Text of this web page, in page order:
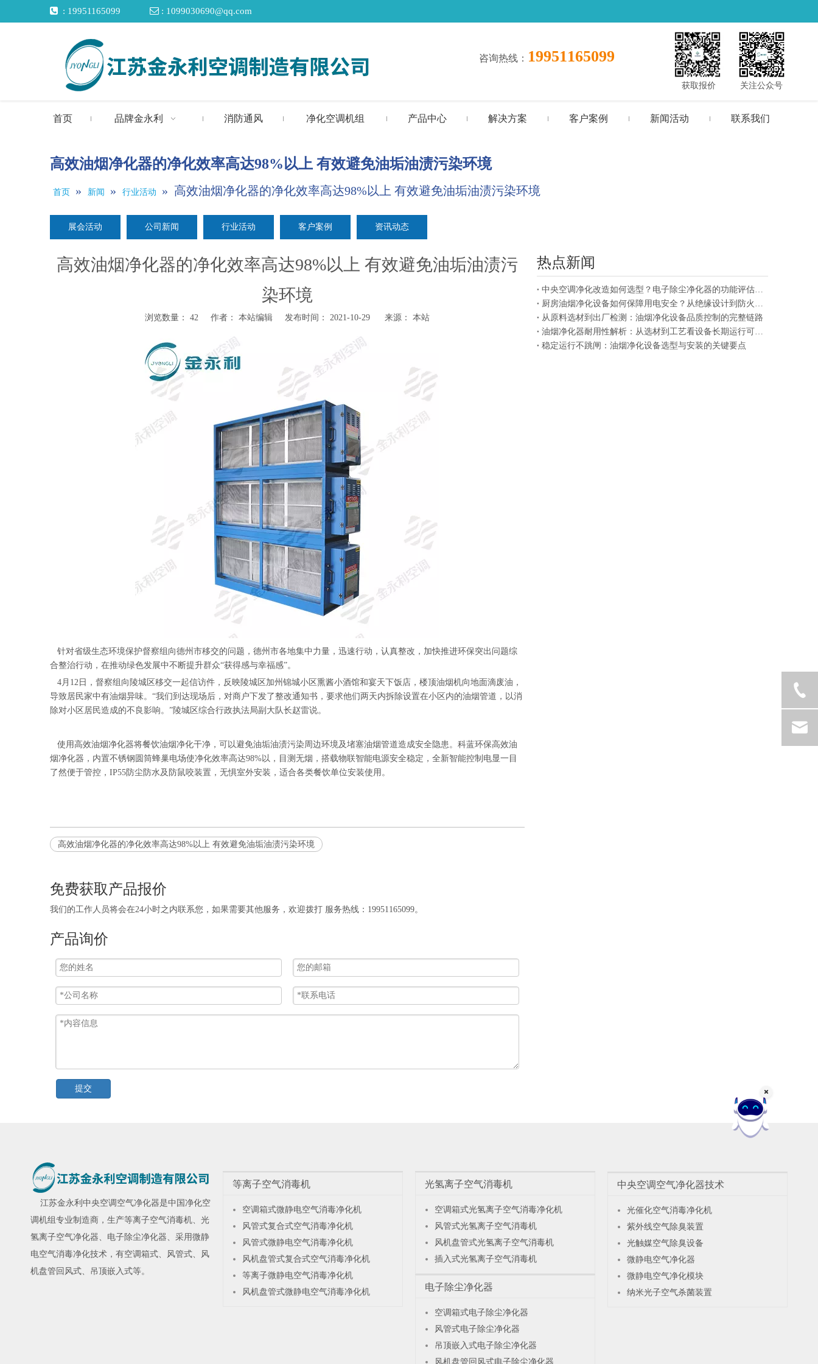
 : 19951165099  : 1099030690@qq.com
咨询热线 ： 19951165099
获取报价 关注公众号
首页 品牌金永利 消防通风 净化空调机组 产品中心 解决方案 客户案例 新闻活动 联系我们
高效油烟净化器的净化效率高达98%以上 有效避免油垢油渍污染环境
首页 » 新闻 » 行业活动 » 高效油烟净化器的净化效率高达98%以上 有效避免油垢油渍污染环境
展会活动 公司新闻 行业活动 客户案例 资讯动态
高效油烟净化器的净化效率高达98%以上 有效避免油垢油渍污
染环境
浏览数量： 42 作者： 本站编辑 发布时间： 2021-10-29 来源： 本站
针对省级生态环境保护督察组向德州市移交的问题，德州市各地集中力量，迅速行动，认真整改，加快推进环保突出问题综
合整治行动，在推动绿色发展中不断提升群众“获得感与幸福感”。
4月12日，督察组向陵城区移交一起信访件，反映陵城区加州锦城小区熏酱小酒馆和宴天下饭店，楼顶油烟机向地面滴废油，
导致居民家中有油烟异味。“我们到达现场后，对商户下发了整改通知书，要求他们两天内拆除设置在小区内的油烟管道，以消
除对小区居民造成的不良影响。”陵城区综合行政执法局副大队长赵雷说。
使用高效油烟净化器将餐饮油烟净化干净，可以避免油垢油渍污染周边环境及堵塞油烟管道造成安全隐患。科蓝环保高效油
烟净化器，内置不锈钢圆筒蜂巢电场使净化效率高达98%以，目测无烟，搭载物联智能电源安全稳定，全新智能控制电显一目
了然便于管控，IP55防尘防水及防鼠咬装置，无惧室外安装，适合各类餐饮单位安装使用。
高效油烟净化器的净化效率高达98%以上 有效避免油垢油渍污染环境
免费获取产品报价
我们的工作人员将会在24小时之内联系您，如果需要其他服务，欢迎拨打 服务热线：19951165099。
产品询价
提交
热点新闻
中央空调净化改造如何选型？电子除尘净化器的功能评估与采购参考
厨房油烟净化设备如何保障用电安全？从绝缘设计到防火保护的机制解析
从原料选材到出厂检测：油烟净化设备品质控制的完整链路
油烟净化器耐用性解析：从选材到工艺看设备长期运行可靠性
稳定运行不跳闸：油烟净化设备选型与安装的关键要点
江苏金永利 中央空调空气净化器是中国净化空
调机组专业制造商，生产等离子空气消毒机、 光
氢离子空气净化器、 电子除尘净化器、采用微静
电空气消毒净化技术，有空调箱式、风管式、风
机盘管回风式、吊顶嵌入式等。
等离子空气消毒机
空调箱式微静电空气消毒净化机
风管式复合式空气消毒净化机
风管式微静电空气消毒净化机
风机盘管式复合式空气消毒净化机
等离子微静电空气消毒净化机
风机盘管式微静电空气消毒净化机
光氢离子空气消毒机
空调箱式光氢离子空气消毒净化机
风管式光氢离子空气消毒机
风机盘管式光氢离子空气消毒机
插入式光氢离子空气消毒机
电子除尘净化器
空调箱式电子除尘净化器
风管式电子除尘净化器
吊顶嵌入式电子除尘净化器
风机盘管回风式电子除尘净化器
中央空调空气净化器技术
光催化空气消毒净化机
紫外线空气除臭装置
光触媒空气除臭设备
微静电空气净化器
微静电空气净化模块
纳米光子空气杀菌装置